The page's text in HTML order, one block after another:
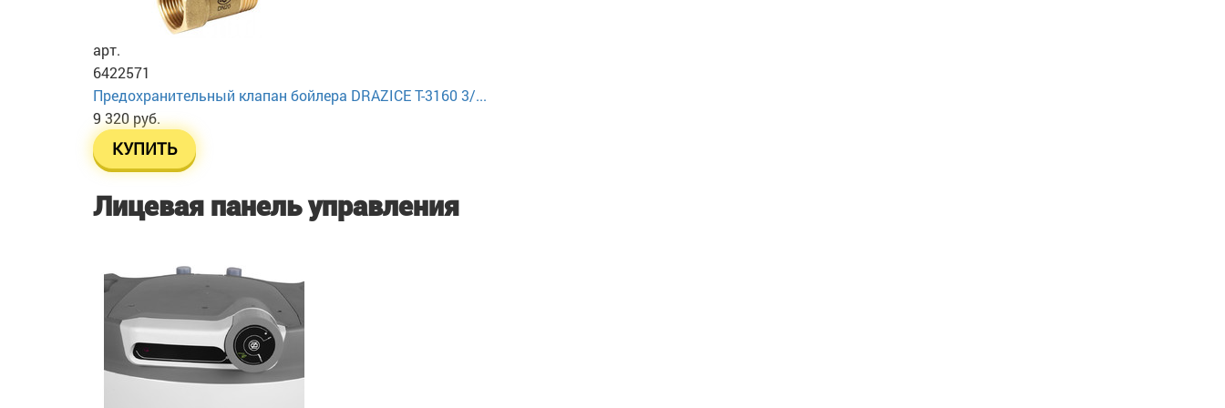
арт.
6422571
Предохранительный клапан бойлера DRAZICE T-3160 3/...
9 320 руб.
КУПИТЬ
Лицевая панель управления